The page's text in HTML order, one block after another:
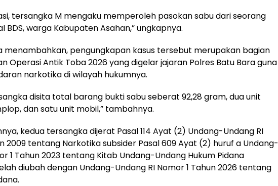
tersangka M mengaku memperoleh pasokan sabu dari seorang
BDS, warga Kabupaten Asahan,” ungkapnya.
menambahkan, pengungkapan kasus tersebut merupakan bagian
Operasi Antik Toba 2026 yang digelar jajaran Polres Batu Bara guna
narkotika di wilayah hukumnya.
disita total barang bukti sabu seberat 92,28 gram, dua unit
dan satu unit mobil,” tambahnya.
kedua tersangka dijerat Pasal 114 Ayat (2) Undang-Undang RI
2009 tentang Narkotika subsider Pasal 609 Ayat (2) huruf a Undang-
1 Tahun 2023 tentang Kitab Undang-Undang Hukum Pidana
diubah dengan Undang-Undang RI Nomor 1 Tahun 2026 tentang